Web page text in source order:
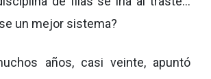
un mejor sistema?
años, casi veinte, apuntó